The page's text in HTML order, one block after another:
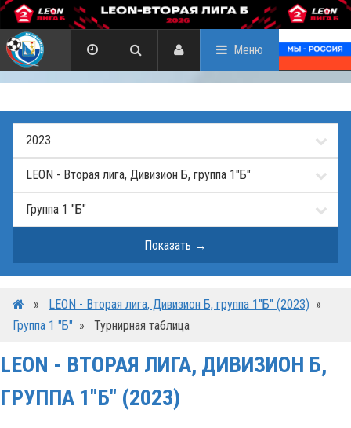
Меню
» LEON - Вторая лига, Дивизион Б, группа 1"Б" (2023) »
Группа 1 "Б" » Турнирная таблица
LEON - ВТОРАЯ ЛИГА, ДИВИЗИОН Б,
ГРУППА 1"Б" (2023)